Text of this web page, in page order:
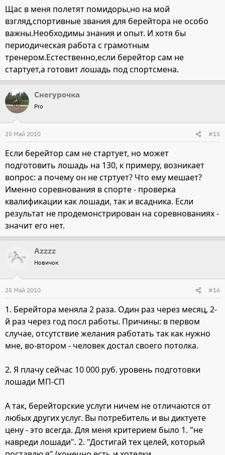
Щас в меня полетят помидоры,но на мой
взгляд,спортивные звания для берейтора не особо
важны.Необходимы знания и опыт. И хотя бы
периодическая работа с грамотным
тренером.Естественно,если берейтор сам не
стартует,а готовит лошадь под спортсмена.
Снегурочка
Pro
25 Май 2010 #15
Если берейтор сам не стартует, но может
подготовить лошадь на 130, к примеру, возникает
вопрос: а почему он не стртует? Что ему мешает?
Именно соревнования в спорте - проверка
квалификации как лошади, так и всадника. Если
результат не продемонстрирован на соревнованиях -
значит его нет.
Azzzz
Новичок
25 Май 2010 #16
1. Берейтора меняла 2 раза. Один раз через месяц, 2-
й раз через год посл работы. Причины: в первом
случае, отсутствие желания работать так как нужно
мне, во-втором - человек достал своего потолка.
2. Я плачу сейчас 10 000 руб. уровень подготовки
лошади МП-СП
А так, берейторские услуги ничем не отличаются от
любых других услуг. Вы потребитель и вы диктуете
цену - это всегда. Для меня критерием было 1. "не
навреди лошади". 2. "Достигай тех целей, который